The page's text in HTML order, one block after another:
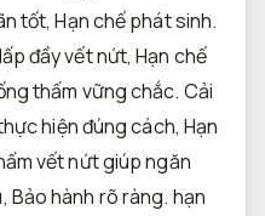
tốt,Hạn chế phát sinh.
đầy vết nứt,Hạn chế
thấm vững chắc. Cải
hiện đúng cách, Hạn
vết nứt giúp ngăn
Bảo hành rõ ràng. hạn